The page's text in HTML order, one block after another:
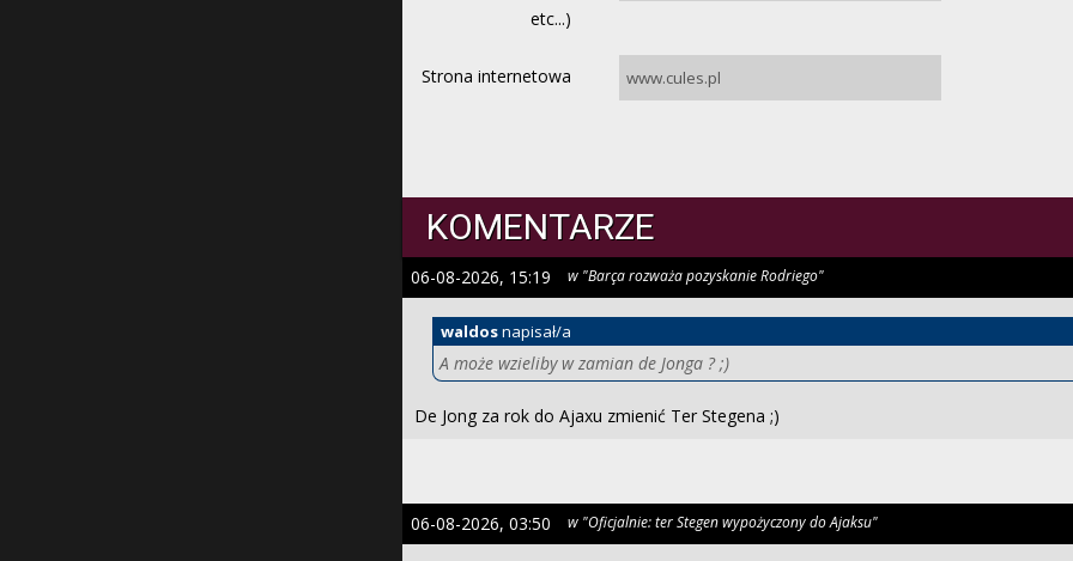
etc...)
Strona internetowa
KOMENTARZE
waldosnapisał/a
A może wzieliby w zamian de Jonga ? ;)
De Jong za rok do Ajaxu zmienić Ter Stegena ;)
06-08-2026, 15:19 w "Barça rozważa pozyskanie Rodriego"
06-08-2026, 03:50 w "Oficjalnie: ter Stegen wypożyczony do Ajaksu"